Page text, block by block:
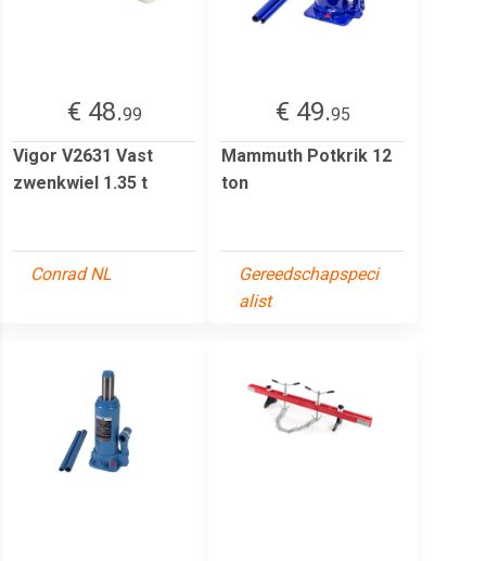
€ 48.99
Vigor V2631 Vast
zwenkwiel 1.35 t
Conrad NL
€ 49.95
Mammuth Potkrik 12
ton
Gereedschapspeci
alist